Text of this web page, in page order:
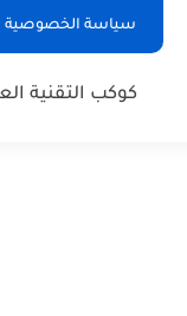
سياسة الخصوصية
كوكب التقنية